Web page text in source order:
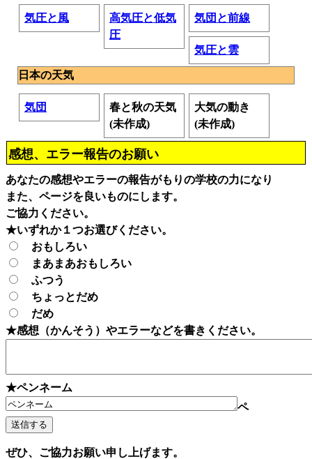
気圧と風
高気圧と低気
圧
気団と前線
気圧と雲
日本の天気
気団
春と秋の天気
(未作成)
大気の動き
(未作成)
感想、エラー報告のお願い
あなたの感想やエラーの報告がもりの学校の力になり
また、ページを良いものにします。
ご協力ください。
★いずれか１つお選びください。
おもしろい
まあまあおもしろい
ふつう
ちょっとだめ
だめ
★感想（かんそう）やエラーなどを書きください。
★ペンネーム
ペ
ぜひ、ご協力お願い申し上げます。